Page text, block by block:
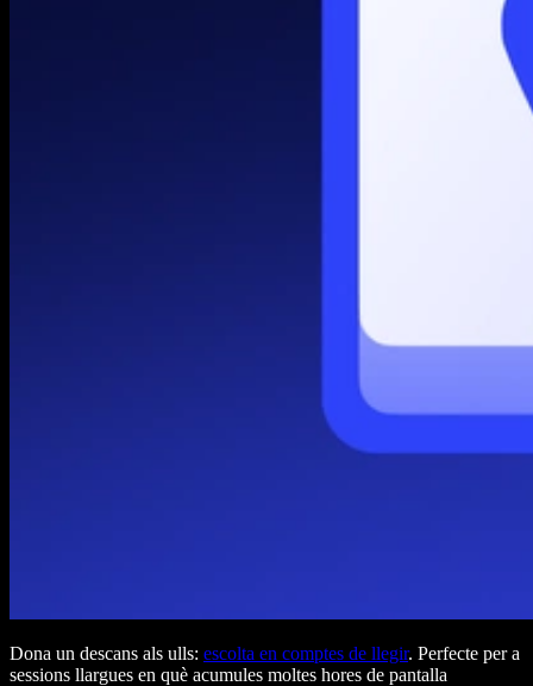
Dona un descans als ulls: escolta en comptes de llegir. Perfecte per a
sessions llargues en què acumules moltes hores de pantalla